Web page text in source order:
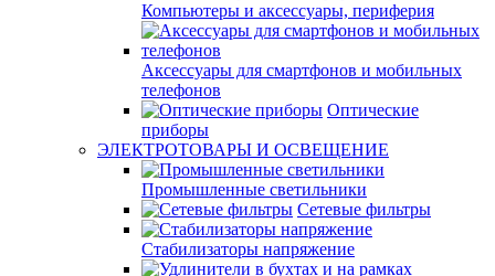
Компьютеры и аксессуары, периферия
Аксессуары для смартфонов и мобильных
телефонов
Оптические
приборы
ЭЛЕКТРОТОВАРЫ И ОСВЕЩЕНИЕ
Промышленные светильники
Сетевые фильтры
Стабилизаторы напряжение